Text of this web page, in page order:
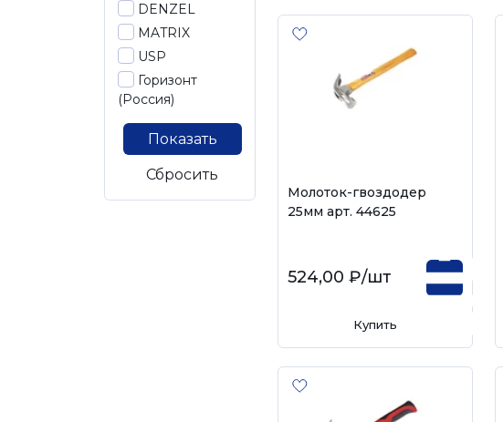
DENZEL
MATRIX
USP
Горизонт
(Россия)
Показать
Сбросить
Молоток-гвоздодер
25мм арт. 44625
524,00 ₽/шт
Купить